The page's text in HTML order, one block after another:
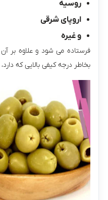
روسیه
اروپای شرقی
و غیره
فرستاده می شود و علاوه بر
بخاطر درجه کیفی بالایی که